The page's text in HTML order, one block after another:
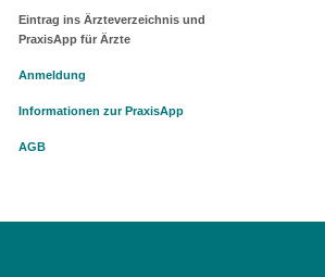
Eintrag ins Ärzteverzeichnis und
PraxisApp für Ärzte
Anmeldung
Informationen zur PraxisApp
AGB